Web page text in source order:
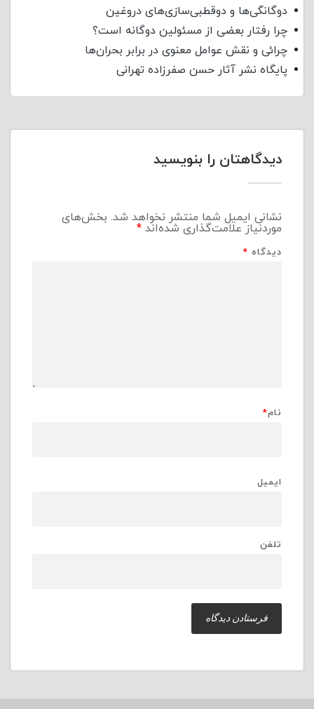
دوگانگی‌ها و دوقطبی‌سازی‌های دروغین
چرا رفتار بعضی از مسئولین دوگانه است؟
چرائی و نقش عوامل معنوی در برابر بحران‌ها
پایگاه نشر آثار حسن صفرزاده تهرانی
دیدگاهتان را بنویسید
نشانی ایمیل شما منتشر نخواهد شد. بخش‌های
موردنیاز علامت‌گذاری شده‌اند*
دیدگاه *
نام*
ایمیل
تلفن